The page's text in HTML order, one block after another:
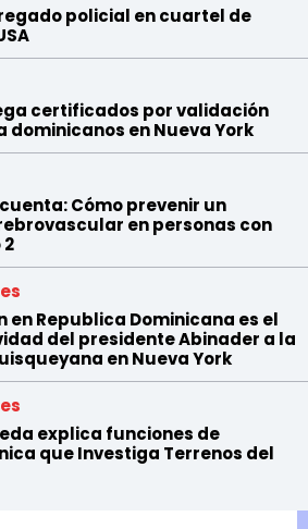
policial en cuartel de
certificados por validación
dominicanos en Nueva York
Cómo prevenir un
en personas con
en Republica Dominicana es el
del presidente Abinader a la
en Nueva York
explica funciones de
que Investiga Terrenos del